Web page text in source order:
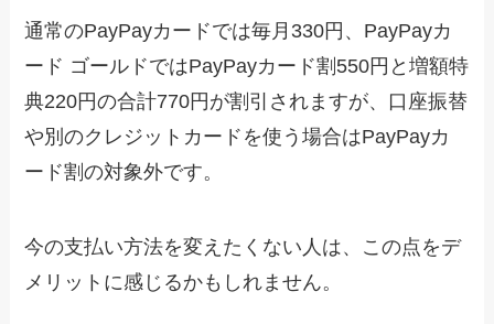
通常のPayPayカードでは毎月330円、PayPayカ
ード ゴールドではPayPayカード割550円と増額特
典220円の合計770円が割引されますが、口座振替
や別のクレジットカードを使う場合はPayPayカ
ード割の対象外です。
今の支払い方法を変えたくない人は、この点をデ
メリットに感じるかもしれません。